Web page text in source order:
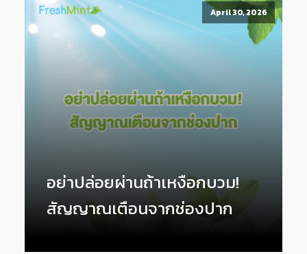
April 30, 2026
อย่าปล่อยผ่านถ้าเหงือกบวม!
สัญญาณเตือนจากช่องปาก